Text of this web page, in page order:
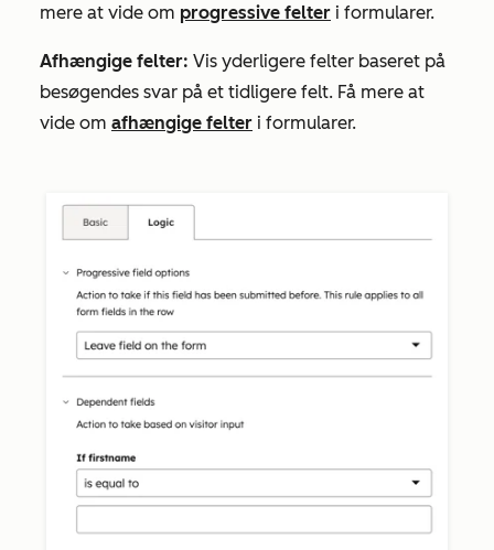
mere at vide om progressive felter i formularer.
Afhængige felter: Vis yderligere felter baseret på
besøgendes svar på et tidligere felt. Få mere at
vide om afhængige felter i formularer.